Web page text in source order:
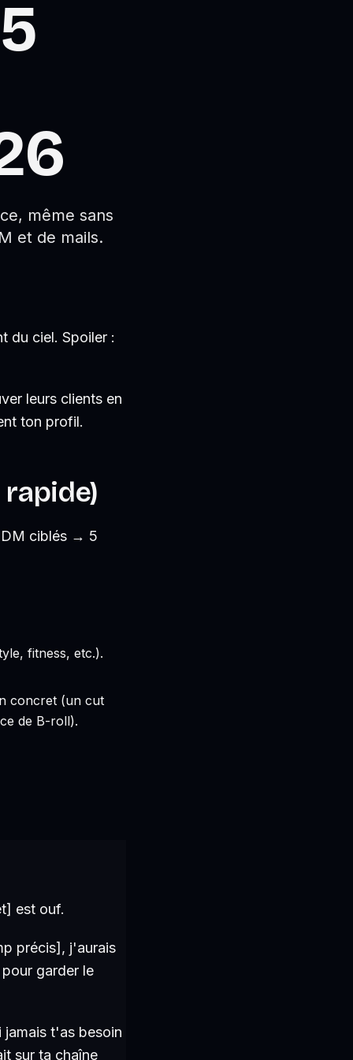
même sans
et de mails.
du ciel. Spoiler :
leurs clients en
ton profil.
DM ciblés → 5
fitness, etc.).
concret (un cut
de B-roll).
est ouf.
précis], j'aurais
garder le
jamais t'as besoin
sur ta chaîne